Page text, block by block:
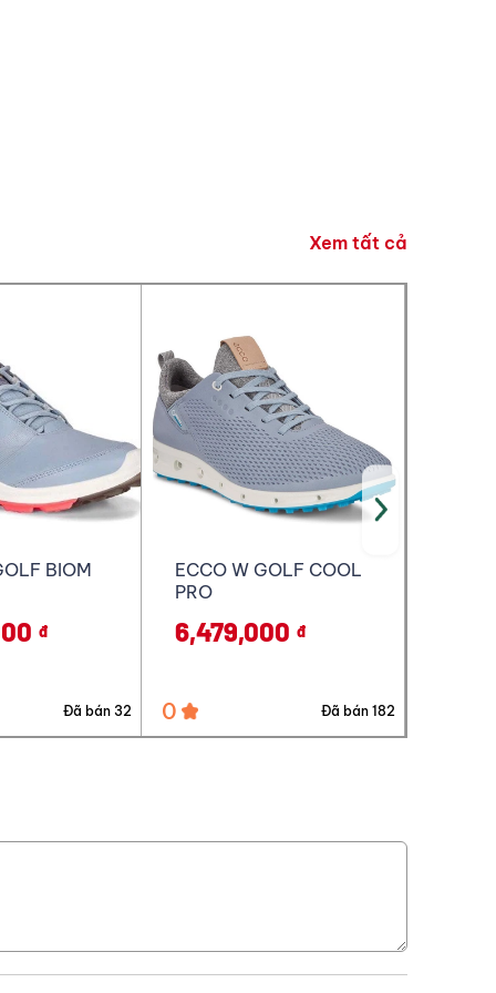
mật của GreenGolf
Xem tất cả
COOL
đ
Đã bán 182
ECCO W GOLF COOL
PRO
8,290,000 đ
0 Đã bán 32